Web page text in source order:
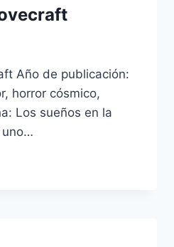
Año de publicación:
horror cósmico,
Los sueños en la
uno…